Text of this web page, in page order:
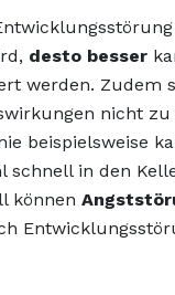
d, desto besser
werden. Zudem
nicht
beispielsweise
schnell in den
können